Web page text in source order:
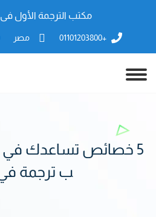
مكتب الترجمة الأول
+01101203800 مصر
5 خصائص تساعدك في
ب ترجمة